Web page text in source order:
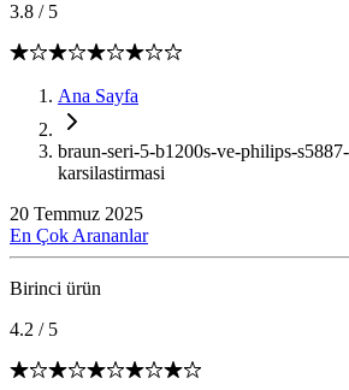
3.8 / 5
Ana Sayfa
braun-seri-5-b1200s-ve-philips-
karsilastirmasi
20 Temmuz 2025
En Çok Arananlar
Birinci ürün
4.2 / 5